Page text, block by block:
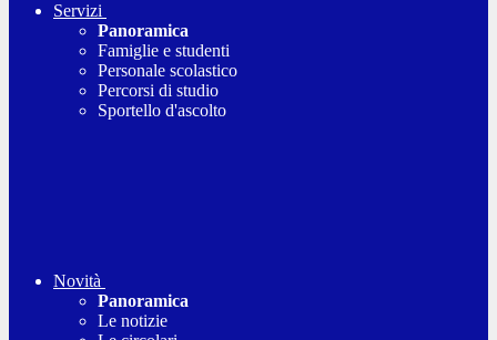
Servizi
Panoramica
Famiglie e studenti
Personale scolastico
Percorsi di studio
Sportello d'ascolto
Novità
Panoramica
Le notizie